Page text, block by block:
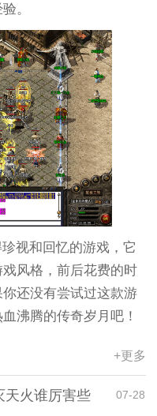
。
视和回忆的游戏，它
风格，前后花费的时
还没有尝试过这款游
沸腾的传奇岁月吧！
+更多
天火谁厉害些 07-28